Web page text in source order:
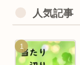
人気記事